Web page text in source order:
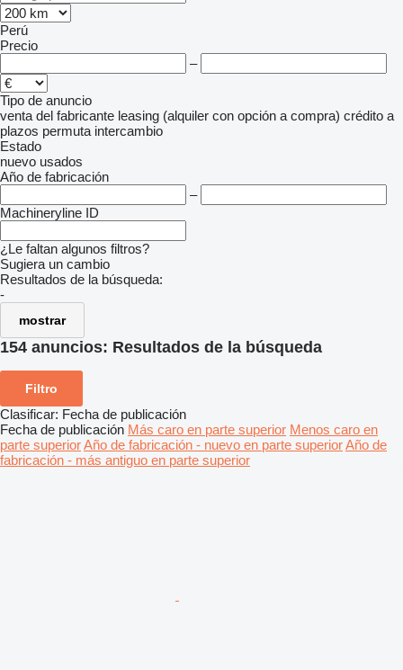
Perú
Precio
–
Tipo de anuncio
venta del fabricante leasing (alquiler con opción a compra) crédito a
plazos permuta intercambio
Estado
nuevo usados
Año de fabricación
–
Machineryline ID
¿Le faltan algunos filtros?
Sugiera un cambio
Resultados de la búsqueda:
-
mostrar
154 anuncios: Resultados de la búsqueda
Filtro
Clasificar: Fecha de publicación
Fecha de publicación Más caro en parte superior Menos caro en
parte superiorAño de fabricación - nuevo en parte superiorAño de
fabricación - más antiguo en parte superior